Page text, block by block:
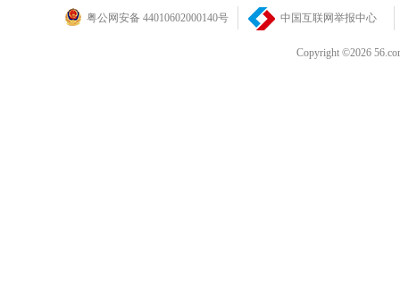
粤公网安备 44010602000140号
中国互联网举报中心
Copyright ©2026